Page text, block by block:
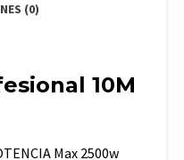
(0)
10M
Max 2500w